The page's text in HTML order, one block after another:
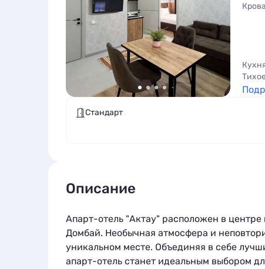
Стандарт
Описание
Апарт-отель "Актау" расположен в
Домбай. Необычная атмосфера и
уникальном месте. Объединяя в себе
апарт-отель станет идеальным выбором